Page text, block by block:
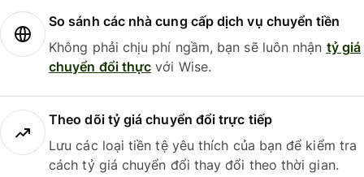
So sánh các nhà cung cấp dịch vụ chuyển tiền
Không phải chịu phí ngầm, bạn sẽ luôn nhận tỷ giá
chuyển đổi thực với Wise.
Theo dõi tỷ giá chuyển đổi trực tiếp
Lưu các loại tiền tệ yêu thích của bạn để kiểm tra
cách tỷ giá chuyển đổi thay đổi theo thời gian.